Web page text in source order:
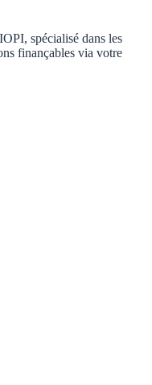
spécialisé dans les
finançables via votre